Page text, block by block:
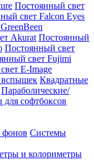
Постоянный свет
свет Falcon Eyes
Akurat Постоянный
Постоянный свет
свет Fujimi
E-Image
вспышек Квадратные
Параболические/
для софтбоксов
фонов Системы
и колориметры